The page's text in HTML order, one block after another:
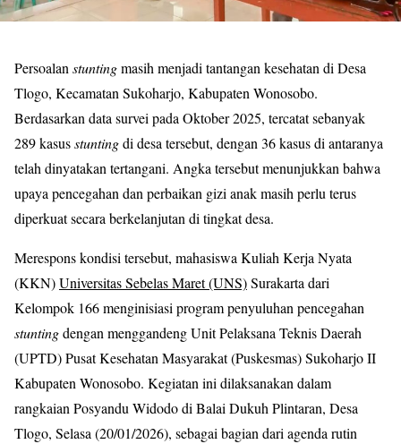
Persoalan stuntingmasih menjadi tantangan kesehatan di Desa
Tlogo, Kecamatan Sukoharjo, Kabupaten Wonosobo.
Berdasarkan data survei pada Oktober 2025, tercatat sebanyak
289 kasusstuntingdi desa tersebut, dengan 36 kasus di antaranya
telah dinyatakan tertangani. Angka tersebut menunjukkan bahwa
upaya pencegahan dan perbaikan gizi anak masih perlu terus
diperkuat secara berkelanjutan di tingkat desa.
Merespons kondisi tersebut, mahasiswa Kuliah Kerja Nyata
(KKN)Universitas Sebelas Maret (UNS)Surakarta dari
Kelompok 166 menginisiasi program penyuluhan pencegahan
stuntingdengan menggandeng Unit Pelaksana Teknis Daerah
(UPTD) Pusat Kesehatan Masyarakat (Puskesmas) Sukoharjo II
Kabupaten Wonosobo. Kegiatan ini dilaksanakan dalam
rangkaian Posyandu Widodo di Balai Dukuh Plintaran, Desa
Tlogo, Selasa (20/01/2026), sebagai bagian dari agenda rutin